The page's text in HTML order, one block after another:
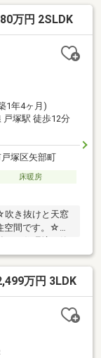
ニング等
万円 2SLDK
1年4ヶ月)
戸塚駅 徒歩12分
塚区矢部町
床暖房
吹き抜けと天窓
空間です。☆オ
利（※駐車スペ
場
万円 3LDK